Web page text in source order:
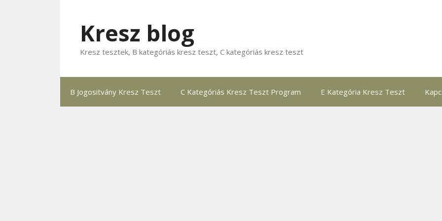
Kresz blog
Kresz tesztek, B kategóriás kresz teszt, C kategóriás kresz teszt
B Jogositvány Kresz Teszt C Kategóriás Kresz Teszt Program E Kategória Kresz Teszt